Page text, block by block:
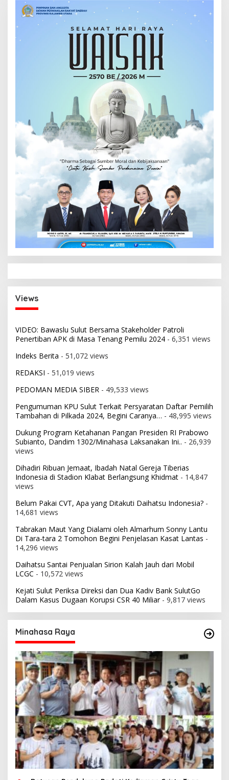
Views
VIDEO: Bawaslu Sulut Bersama Stakeholder Patroli
Penertiban APK di Masa Tenang Pemilu 2024 - 6,351 views
Indeks Berita - 51,072 views
REDAKSI - 51,019 views
PEDOMAN MEDIA SIBER - 49,533 views
Pengumuman KPU Sulut Terkait Persyaratan Daftar Pemilih
Tambahan di Pilkada 2024, Begini Caranya… - 48,995 views
Dukung Program Ketahanan Pangan Presiden RI Prabowo
Subianto, Dandim 1302/Minahasa Laksanakan Ini.. - 26,939
views
Dihadiri Ribuan Jemaat, Ibadah Natal Gereja Tiberias
Indonesia di Stadion Klabat Berlangsung Khidmat - 14,847
views
Belum Pakai CVT, Apa yang Ditakuti Daihatsu Indonesia? -
14,681 views
Tabrakan Maut Yang Dialami oleh Almarhum Sonny Lantu
Di Tara-tara 2 Tomohon Begini Penjelasan Kasat Lantas -
14,296 views
Daihatsu Santai Penjualan Sirion Kalah Jauh dari Mobil
LCGC - 10,572 views
Kejati Sulut Periksa Direksi dan Dua Kadiv Bank SulutGo
Dalam Kasus Dugaan Korupsi CSR 40 Miliar- 9,817 views
Minahasa Raya